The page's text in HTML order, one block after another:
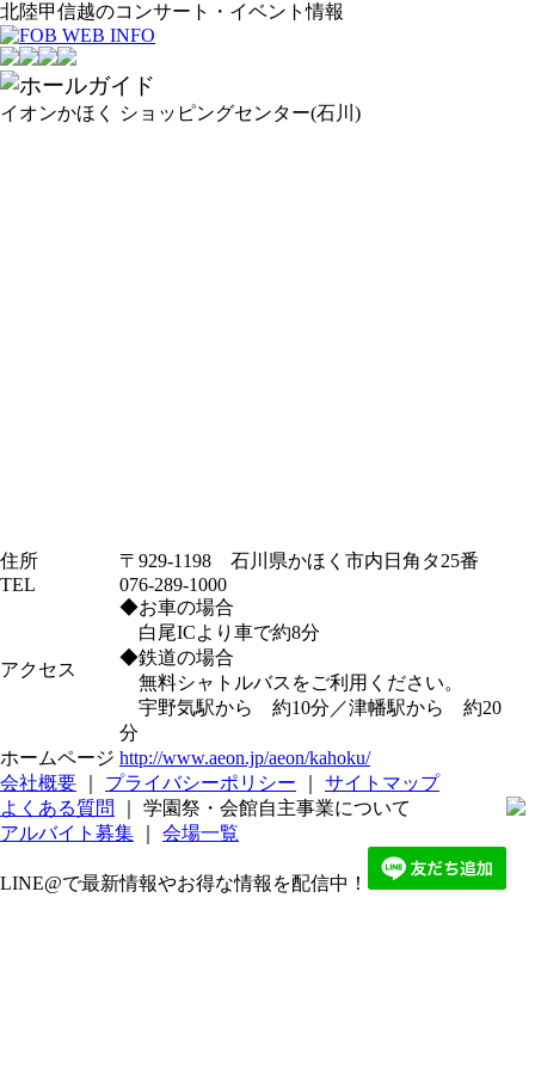
北陸甲信越のコンサート・イベント情報
イオンかほく ショッピングセンター(石川)
住所
〒929-1198 石川県かほく市内日角タ25番
TEL
076-289-1000
アクセス
◆お車の場合
白尾ICより車で約8分
◆鉄道の場合
無料シャトルバスをご利用ください。
宇野気駅から 約10分／津幡駅から 約20
分
ホームページ http://www.aeon.jp/aeon/kahoku/
会社概要
プライバシーポリシー
サイトマップ
よくある質問
｜ 学園祭・会館自主事業について
アルバイト募集
会場一覧
LINE@で最新情報やお得な情報を配信中！